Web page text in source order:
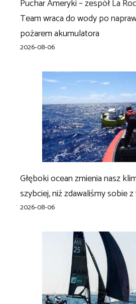
Puchar Ameryki – zespół La
Team wraca do wody po
pożarem akumulatora
2026-08-06
Głęboki ocean zmienia nasz
szybciej, niż zdawaliśmy sobie
2026-08-06